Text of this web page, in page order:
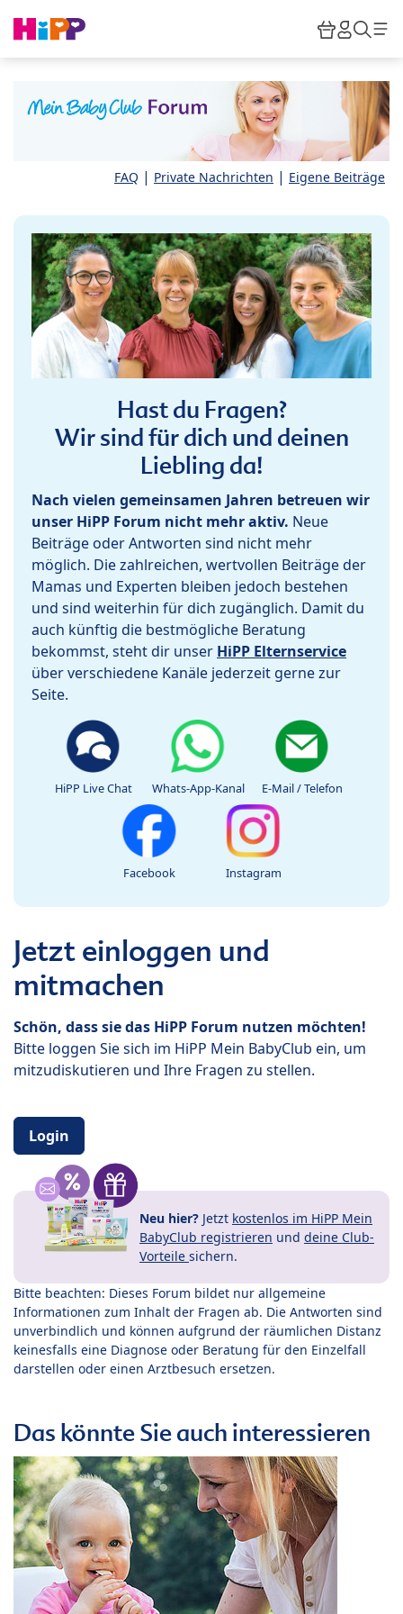
HiPP
FAQ | Private Nachrichten | Eigene Beiträge
Hast du Fragen?
Wir sind für dich und deinen
Liebling da!
Nach vielen gemeinsamen Jahren betreuen wir
unser HiPP Forum nicht mehr aktiv. Neue
Beiträge oder Antworten sind nicht mehr
möglich. Die zahlreichen, wertvollen Beiträge der
Mamas und Experten bleiben jedoch bestehen
und sind weiterhin für dich zugänglich. Damit du
auch künftig die bestmögliche Beratung
bekommst, steht dir unser HiPP Elternservice
über verschiedene Kanäle jederzeit gerne zur
Seite.
HiPP Live Chat Whats-App-Kanal E-Mail / Telefon
Facebook Instagram
Jetzt einloggen und
mitmachen
Schön, dass sie das HiPP Forum nutzen möchten!
Bitte loggen Sie sich im HiPP Mein BabyClub ein, um
mitzudiskutieren und Ihre Fragen zu stellen.
Login
Neu hier? Jetzt kostenlos im HiPP Mein
BabyClub registrieren und deine Club-
Vorteile sichern.
Bitte beachten: Dieses Forum bildet nur allgemeine
Informationen zum Inhalt der Fragen ab. Die Antworten sind
unverbindlich und können aufgrund der räumlichen Distanz
keinesfalls eine Diagnose oder Beratung für den Einzelfall
darstellen oder einen Arztbesuch ersetzen.
Das könnte Sie auch interessieren